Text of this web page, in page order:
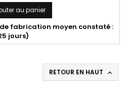
au panier
fabrication moyen constaté :
jours)
RETOUR EN HAUT 